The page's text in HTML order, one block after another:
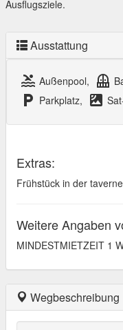
Ausflugsziele.
Ausstattung
pool Außenpool, balcony
local_parking Parkplatz, satellite
Extras:
Frühstück in der
Weitere Angaben
MINDESTMIETZEIT 1
Wegbeschreibung